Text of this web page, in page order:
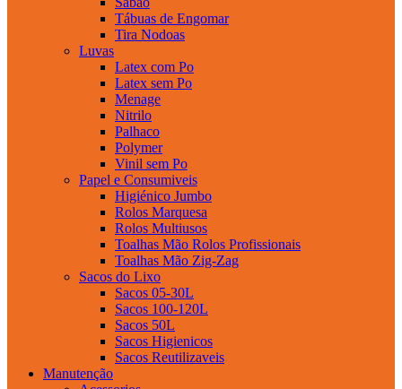
Tábuas de Engomar
Tira Nodoas
Luvas
Latex com Po
Latex sem Po
Menage
Nitrilo
Palhaco
Polymer
Vinil sem Po
Papel e Consumiveis
Higiénico Jumbo
Rolos Marquesa
Rolos Multiusos
Toalhas Mão Rolos Profissionais
Toalhas Mão Zig-Zag
Sacos do Lixo
Sacos 05-30L
Sacos 100-120L
Sacos 50L
Sacos Higienicos
Sacos Reutilizaveis
Manutenção